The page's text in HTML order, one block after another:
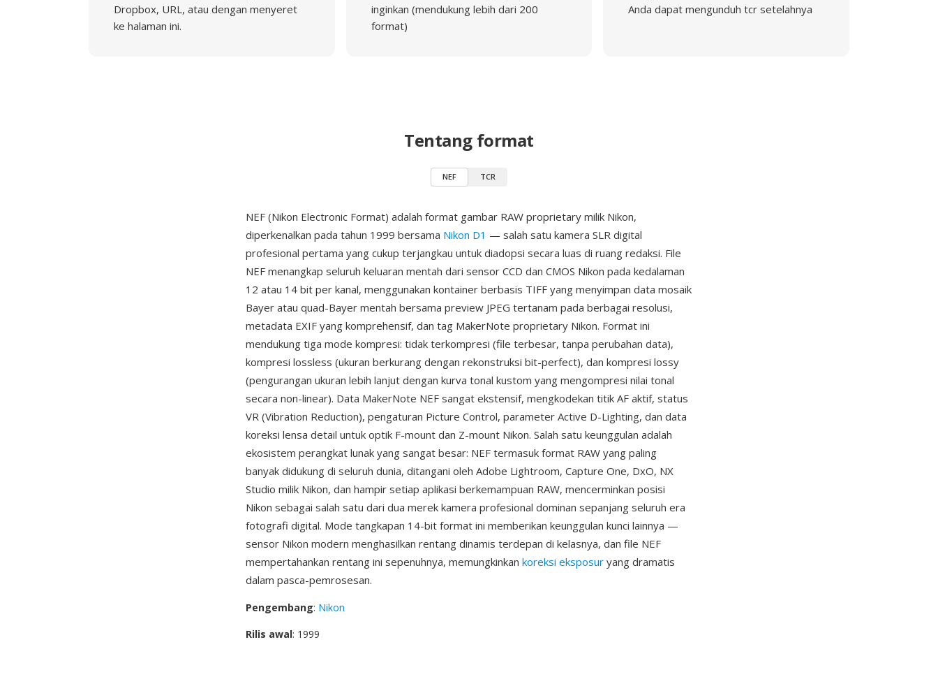
Dropbox, URL, atau dengan menyeret
ke halaman ini.
inginkan (mendukung lebih dari 200
format)
Anda dapat mengunduh tcr setelahnya
Tentang format
NEF TCR
NEF (Nikon Electronic Format) adalah format gambar RAW proprietary milik Nikon,
diperkenalkan pada tahun 1999 bersama Nikon D1 — salah satu kamera SLR digital
profesional pertama yang cukup terjangkau untuk diadopsi secara luas di ruang redaksi. File
NEF menangkap seluruh keluaran mentah dari sensor CCD dan CMOS Nikon pada kedalaman
12 atau 14 bit per kanal, menggunakan kontainer berbasis TIFF yang menyimpan data mosaik
Bayer atau quad-Bayer mentah bersama preview JPEG tertanam pada berbagai resolusi,
metadata EXIF yang komprehensif, dan tag MakerNote proprietary Nikon. Format ini
mendukung tiga mode kompresi: tidak terkompresi (file terbesar, tanpa perubahan data),
kompresi lossless (ukuran berkurang dengan rekonstruksi bit-perfect), dan kompresi lossy
(pengurangan ukuran lebih lanjut dengan kurva tonal kustom yang mengompresi nilai tonal
secara non-linear). Data MakerNote NEF sangat ekstensif, mengkodekan titik AF aktif, status
VR (Vibration Reduction), pengaturan Picture Control, parameter Active D-Lighting, dan data
koreksi lensa detail untuk optik F-mount dan Z-mount Nikon. Salah satu keunggulan adalah
ekosistem perangkat lunak yang sangat besar: NEF termasuk format RAW yang paling
banyak didukung di seluruh dunia, ditangani oleh Adobe Lightroom, Capture One, DxO, NX
Studio milik Nikon, dan hampir setiap aplikasi berkemampuan RAW, mencerminkan posisi
Nikon sebagai salah satu dari dua merek kamera profesional dominan sepanjang seluruh era
fotografi digital. Mode tangkapan 14-bit format ini memberikan keunggulan kunci lainnya —
sensor Nikon modern menghasilkan rentang dinamis terdepan di kelasnya, dan file NEF
mempertahankan rentang ini sepenuhnya, memungkinkan koreksi eksposur yang dramatis
dalam pasca-pemrosesan.
Pengembang: Nikon
Rilis awal: 1999